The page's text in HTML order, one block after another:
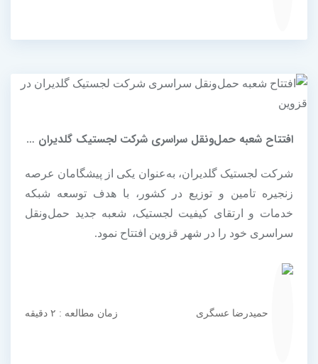
افتتاح شعبه حمل‌ونقل سراسری شرکت لجستیک گلدیران در قزوین
شرکت لجستیک گلدیران، به‌عنوان یکی از پیشگامان عرصه
زنجیره تامین و توزیع در کشور، با هدف توسعه شبکه
خدمات و ارتقای کیفیت لجستیک، شعبه جدید حمل‌ونقل
سراسری خود را در شهر قزوین افتتاح نمود.
حمیدرضا عسگری زمان مطالعه : ۲ دقیقه